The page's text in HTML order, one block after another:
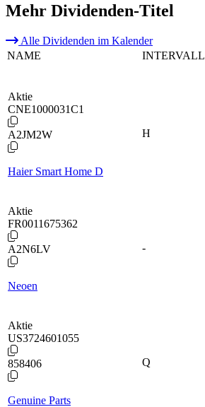
Mehr Dividenden-Titel
Alle Dividenden im Kalender
NAME
INTERVALL
Aktie
CNE1000031C1
A2JM2W
Haier Smart Home D
H
Aktie
FR0011675362
A2N6LV
Neoen
-
Aktie
US3724601055
858406
Genuine Parts
Q